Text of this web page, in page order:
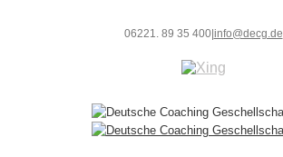
06221. 89 35 400| info@decg.de